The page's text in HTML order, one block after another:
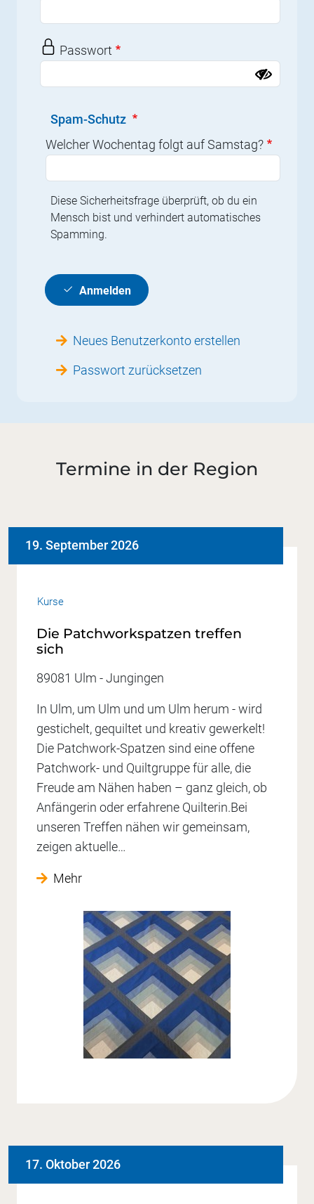
Passwort
Spam-Schutz
Welcher Wochentag folgt auf Samstag?
Diese Sicherheitsfrage überprüft, ob du ein
Mensch bist und verhindert automatisches
Spamming.
Anmelden
Neues Benutzerkonto erstellen
Passwort zurücksetzen
Termine in der Region
Kurse
19. September 2026
Die Patchworkspatzen treffen
sich
89081 Ulm - Jungingen
In Ulm, um Ulm und um Ulm herum - wird
gestichelt, gequiltet und kreativ gewerkelt!
Die Patchwork-Spatzen sind eine offene
Patchwork- und Quiltgruppe für alle, die
Freude am Nähen haben – ganz gleich, ob
Anfängerin oder erfahrene Quilterin.Bei
unseren Treffen nähen wir gemeinsam,
zeigen aktuelle…
Mehr
17. Oktober 2026